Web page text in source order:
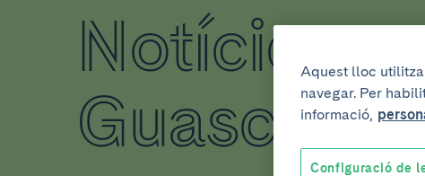
Notícies
Guasch
Aquest lloc
navegar. Per
informació,
Configuració de